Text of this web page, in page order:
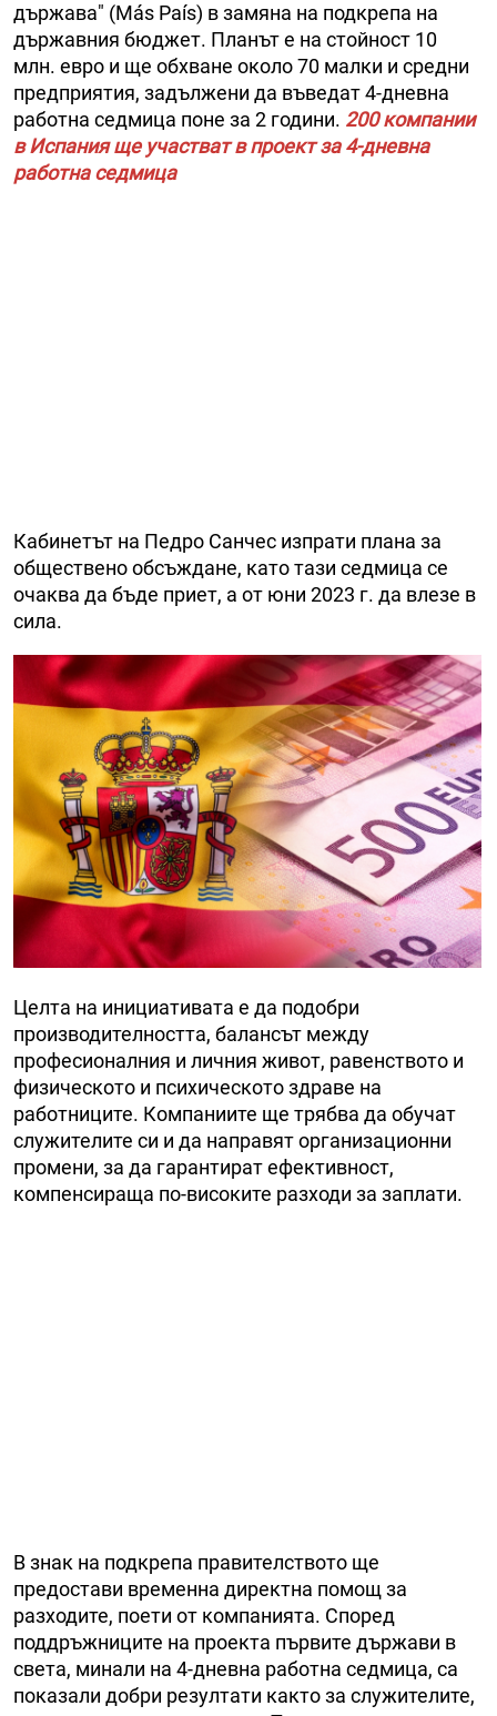
държава" (Más País) в замяна на подкрепа на
държавния бюджет. Планът е на стойност 10
млн. евро и ще обхване около 70 малки и средни
предприятия, задължени да въведат 4-дневна
работна седмица поне за 2 години. 200 компании
в Испания ще участват в проект за 4-дневна
работна седмица
Кабинетът на Педро Санчес изпрати плана за
обществено обсъждане, като тази седмица се
очаква да бъде приет, а от юни 2023 г. да влезе в
сила.
Целта на инициативата е да подобри
производителността, балансът между
професионалния и личния живот, равенството и
физическото и психическото здраве на
работниците. Компаниите ще трябва да обучат
служителите си и да направят организационни
промени, за да гарантират ефективност,
компенсираща по-високите разходи за заплати.
В знак на подкрепа правителството ще
предостави временна директна помощ за
разходите, поети от компанията. Според
поддръжниците на проекта първите държави в
света, минали на 4-дневна работна седмица, са
показали добри резултати както за служителите,